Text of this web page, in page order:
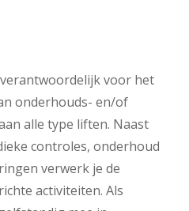
voor het
onderhouds- en/of
alle type liften. Naast
controles, onderhoud
verwerk je de
activiteiten. Als